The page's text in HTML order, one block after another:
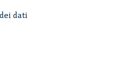
dati